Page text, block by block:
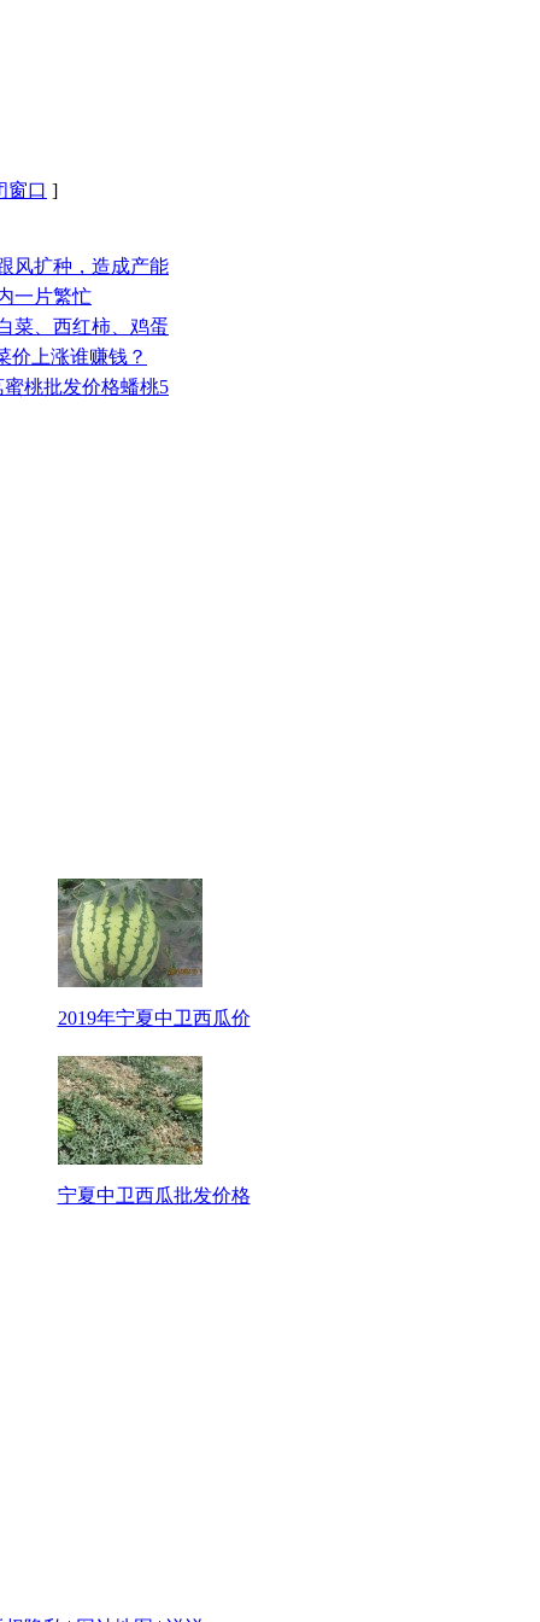
窗口 ]
风扩种，造成产能
一片繁忙
菜、西红柿、鸡蛋
价上涨谁赚钱？
蜜桃批发价格蟠桃5
2019年宁夏中卫西瓜价
宁夏中卫西瓜批发价格